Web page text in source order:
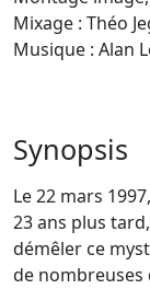
Mixage : Théo
Musique : Alan
Synopsis
Le 22 mars
23 ans plus
démêler ce
de nombreuses